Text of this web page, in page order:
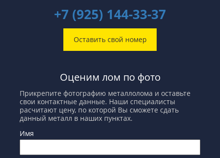
+7 (925) 144-33-37
Оставить свой номер
Оценим лом по фото
Прикрепите фотографию металлолома и оставьте
свои контактные данные. Наши специалисты
расчитают цену, по которой Вы сможете сдать
данный металл в наших пунктах.
Имя